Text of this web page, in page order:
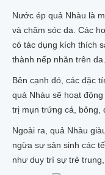
Nước ép quả Nhàu là
và chăm sóc da. Các
có tác dụng kích thích
thành nếp nhăn trên da.
Bên cạnh đó, các đặc
quả Nhàu sẽ hoạt
trị mụn trứng cá, bỏng,
Ngoài ra, quả Nhàu
ngừa sự sản sinh các
như duy trì sự trẻ